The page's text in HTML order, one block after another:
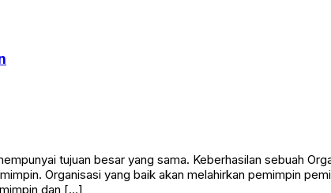
tujuan besar yang sama. Keberhasilan sebuah
Organisasi yang baik akan melahirkan pemimpin
dan […]